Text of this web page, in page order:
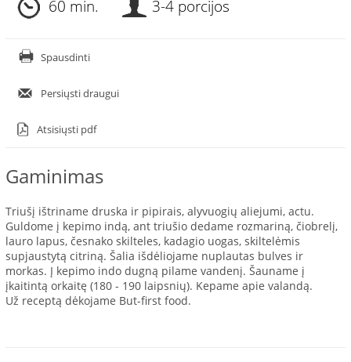
60 min. 3-4 porcijos
Spausdinti
Persiųsti draugui
Atsisiųsti pdf
Gaminimas
Triušį ištriname druska ir pipirais, alyvuogių aliejumi, actu.
Guldome į kepimo indą, ant triušio dedame rozmariną, čiobrelį,
lauro lapus, česnako skilteles, kadagio uogas, skiltelėmis
supjaustytą citriną. Šalia išdėliojame nuplautas bulves ir
morkas. Į kepimo indo dugną pilame vandenį. Šauname į
įkaitintą orkaitę (180 - 190 laipsnių). Kepame apie valandą.
Už receptą dėkojame But-first food.